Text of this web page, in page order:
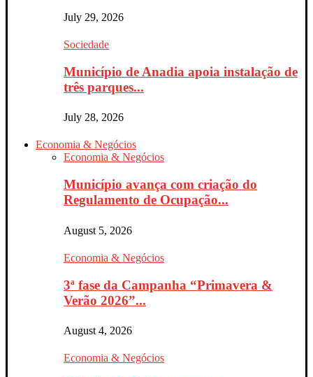
July 29, 2026
Sociedade
Município de Anadia apoia instalação de
três parques...
July 28, 2026
Economia & Negócios
Economia & Negócios
Município avança com criação do
Regulamento de Ocupação...
August 5, 2026
Economia & Negócios
3ª fase da Campanha “Primavera &
Verão 2026”...
August 4, 2026
Economia & Negócios